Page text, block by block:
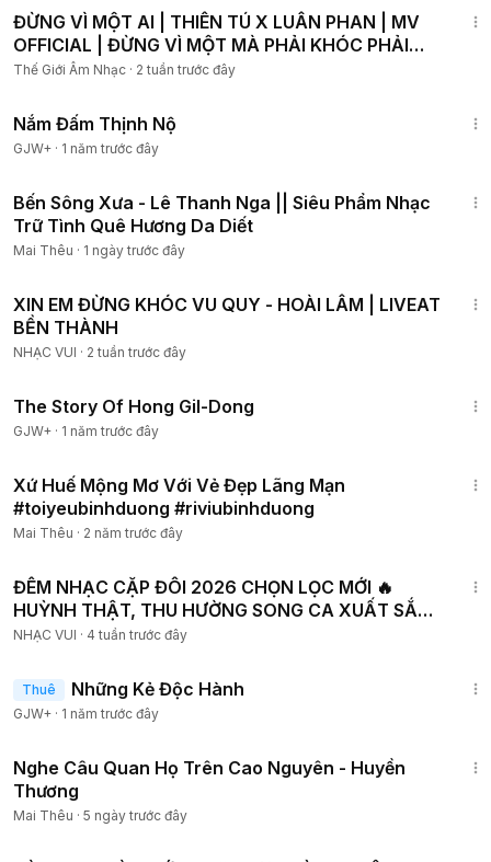
ĐỪNG VÌ MỘT AI | THIÊN TÚ X LUÂN PHAN | MV
OFFICIAL | ĐỪNG VÌ MỘT MÀ PHẢI KHÓC PHẢI
ĐAU..
Thế Giới Âm Nhạc · 2 tuần trước đây
Nắm Đấm Thịnh Nộ
GJW+ · 1 năm trước đây
Bến Sông Xưa - Lê Thanh Nga || Siêu Phẩm Nhạc
Trữ Tình Quê Hương Da Diết
Mai Thêu · 1 ngày trước đây
XIN EM ĐỪNG KHÓC VU QUY - HOÀI LÂM | LIVEAT
BỀN THÀNH
NHẠC VUI · 2 tuần trước đây
The Story Of Hong Gil-Dong
GJW+ · 1 năm trước đây
Xứ Huế Mộng Mơ Với Vẻ Đẹp Lãng Mạn
#toiyeubinhduong #riviubinhduong
Mai Thêu · 2 năm trước đây
ĐÊM NHẠC CẶP ĐÔI 2026 CHỌN LỌC MỚI 🔥
HUỲNH THẬT, THU HƯỜNG SONG CA XUẤT SẮC
AI CỦNG KHEN HAY
NHẠC VUI · 4 tuần trước đây
Thuê Những Kẻ Độc Hành
GJW+ · 1 năm trước đây
Nghe Câu Quan Họ Trên Cao Nguyên - Huyền
Thương
Mai Thêu · 5 ngày trước đây